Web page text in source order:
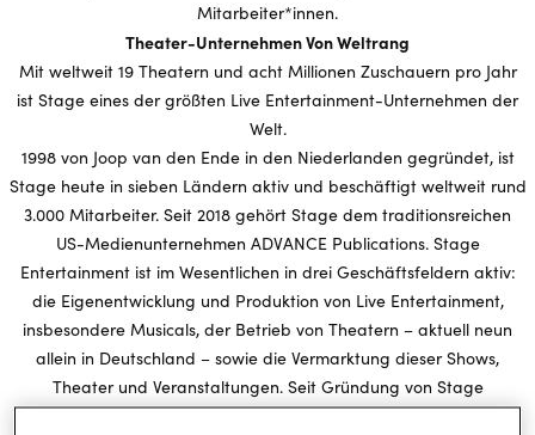
Mitarbeiter*innen.
Theater-Unternehmen Von Weltrang
Mit weltweit 19 Theatern und acht Millionen Zuschauern pro Jahr
ist Stage eines der größten Live Entertainment-Unternehmen der
Welt.
1998 von Joop van den Ende in den Niederlanden gegründet, ist
Stage heute in sieben Ländern aktiv und beschäftigt weltweit rund
3.000 Mitarbeiter. Seit 2018 gehört Stage dem traditionsreichen
US-Medienunternehmen ADVANCE Publications. Stage
Entertainment ist im Wesentlichen in drei Geschäftsfeldern aktiv:
die Eigenentwicklung und Produktion von Live Entertainment,
insbesondere Musicals, der Betrieb von Theatern – aktuell neun
allein in Deutschland – sowie die Vermarktung dieser Shows,
Theater und Veranstaltungen. Seit Gründung von Stage
Entertainment Deutschland im Jahr 2000 hat das Unternehmen